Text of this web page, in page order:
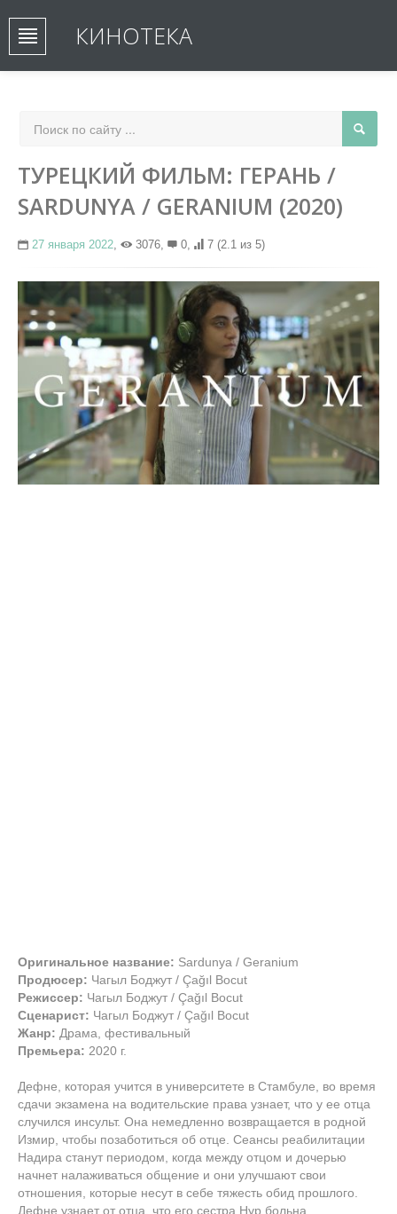
КИНОТЕКА
ТУРЕЦКИЙ ФИЛЬМ: ГЕРАНЬ /
SARDUNYA / GERANIUM (2020)
27 января 2022, 3076, 0, 7 (2.1 из 5)
Оригинальное название: Sardunya / Geranium
Продюсер: Чагыл Боджут / Çağıl Bocut
Режиссер: Чагыл Боджут / Çağıl Bocut
Сценарист: Чагыл Боджут / Çağıl Bocut
Жанр: Драма, фестивальный
Премьера: 2020 г.
Дефне, которая учится в университете в Стамбуле, во время
сдачи экзамена на водительские права узнает, что у ее отца
случился инсульт. Она немедленно возвращается в родной
Измир, чтобы позаботиться об отце. Сеансы реабилитации
Надира станут периодом, когда между отцом и дочерью
начнет налаживаться общение и они улучшают свои
отношения, которые несут в себе тяжесть обид прошлого.
Дефне узнает от отца, что его сестра Нур больна